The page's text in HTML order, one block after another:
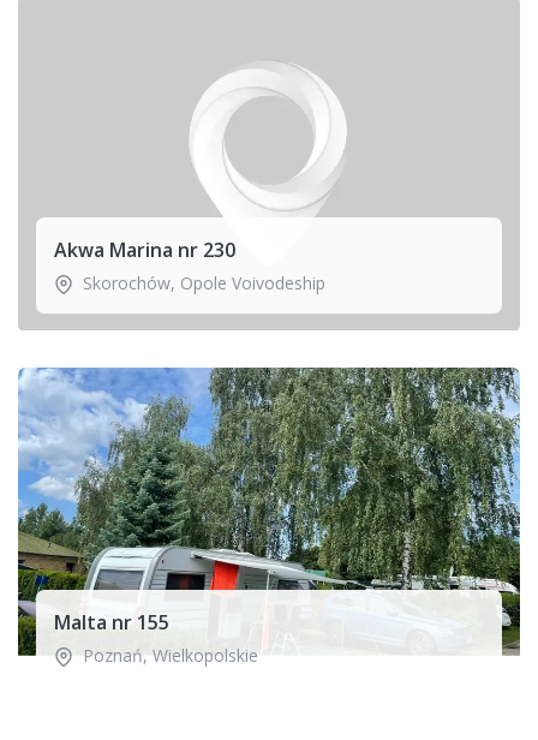
Akwa Marina nr 230
Skorochów, Opole Voivodeship
Malta nr 155
Poznań,Wielkopolskie